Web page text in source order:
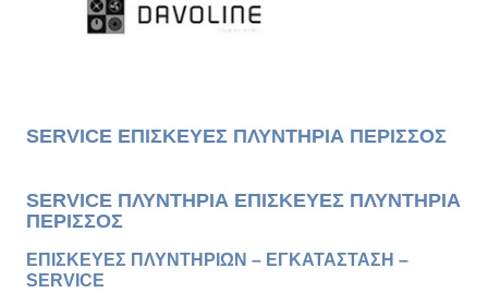
SERVICE ΕΠΙΣΚΕΥΕΣ ΠΛΥΝΤΗΡΙΑ ΠΕΡΙΣΣΟΣ
SERVICE ΠΛΥΝΤΗΡΙΑ ΕΠΙΣΚΕΥΕΣ ΠΛΥΝΤΗΡΙΑ
ΠΕΡΙΣΣΟΣ
ΕΠΙΣΚΕΥΕΣ ΠΛΥΝΤΗΡΙΩΝ – ΕΓΚΑΤΑΣΤΑΣΗ –
SERVICE